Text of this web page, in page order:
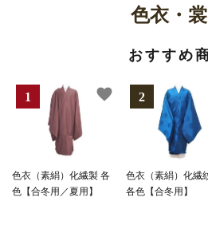
色衣・裳附
黒衣・直綴
黒衣・直綴
白衣・色服
白帯・足袋
記念品・おつかいも
卓類・常香盤・礼盤
灯明具・灯明準備用
土香炉・香炉台・香
盒
きん・きん台・鳴物
色衣・
おすすめ
色衣（素絹）化繊製 各
色【合冬用／夏用】
favorite
色衣（素絹）化繊
各色【合冬用】